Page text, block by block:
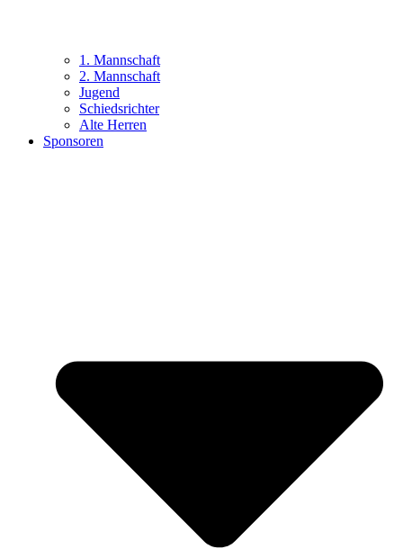
1. Mannschaft
2. Mannschaft
Jugend
Schiedsrichter
Alte Herren
Sponsoren